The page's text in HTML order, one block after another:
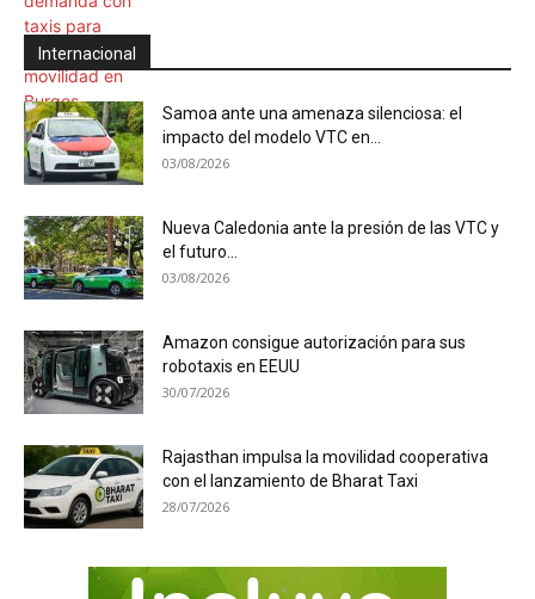
Internacional
Samoa ante una amenaza silenciosa: el
impacto del modelo VTC en...
03/08/2026
Nueva Caledonia ante la presión de las VTC y
el futuro...
03/08/2026
Amazon consigue autorización para sus
robotaxis en EEUU
30/07/2026
Rajasthan impulsa la movilidad cooperativa
con el lanzamiento de Bharat Taxi
28/07/2026